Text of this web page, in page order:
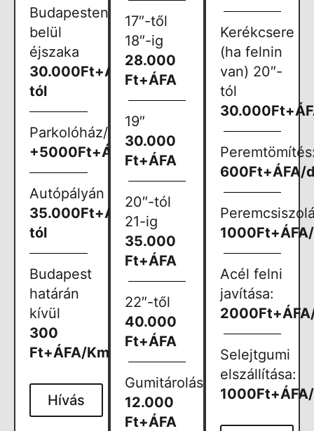
Budapesten
belül
éjszaka
30.000Ft+ÁFA-
tól
Parkolóház/Mélygarázs
+5000Ft+ÁFA
Autópályán
35.000Ft+ÁFA-
tól
Budapest
határán
kívül
300
Ft+ÁFA/Km
Hívás
17″-től
18″-ig
28.000
Ft+ÁFA
19″
30.000
Ft+ÁFA
20″-tól
21-ig
35.000
Ft+ÁFA
22″-től
40.000
Ft+ÁFA
Gumitárolás:
12.000
Ft+ÁFA
Kerékcsere
(ha felnin
van) 20″-
tól
600Ft+ÁFA/
Acél felni
javítása:
Selejtgumi
elszállítása: